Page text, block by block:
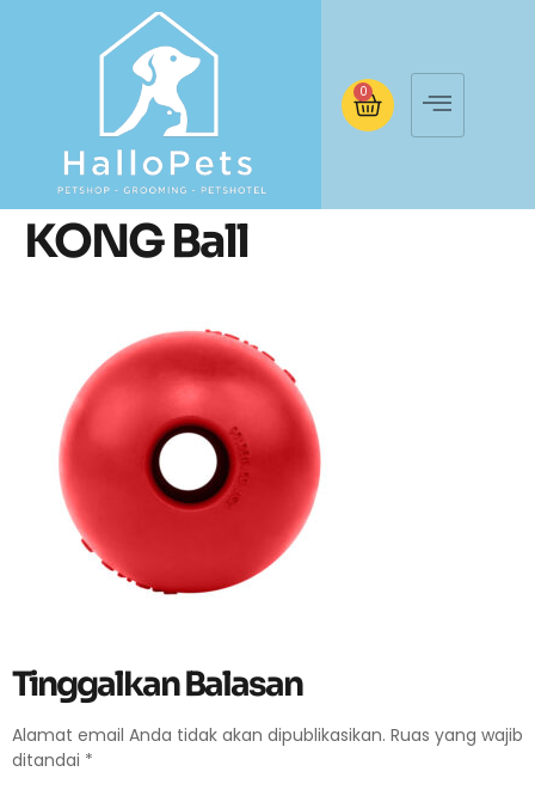
0
KONG Ball
Tinggalkan Balasan
Alamat email Anda tidak akan dipublikasikan. Ruas yang wajib
ditandai *